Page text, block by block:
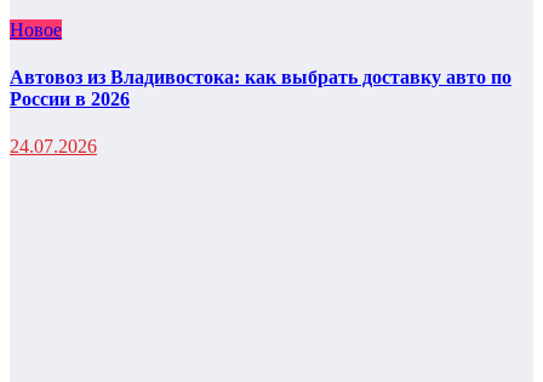
Новое
Автовоз из Владивостока: как выбрать доставку авто по
России в 2026
24.07.2026